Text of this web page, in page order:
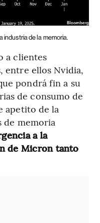
industria de la memoria.
a clientes
entre ellos Nvidia,
pondrá fin a su
de consumo de
apetito de la
de memoria
a la
de Micron tanto